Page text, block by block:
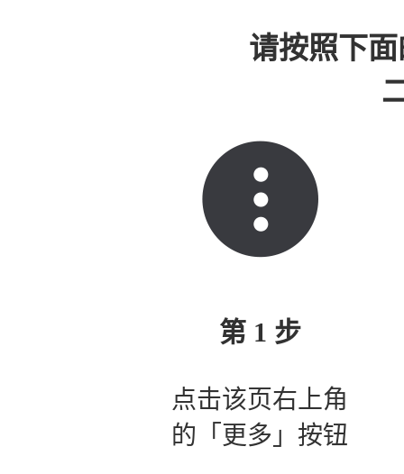
请按照下
第 1 步
点击该页右上角
的「更多」按钮